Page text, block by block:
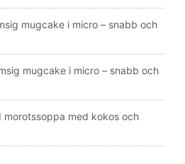
mugcake i micro – snabb och
mugcake i micro – snabb och
morotssoppa med kokos och